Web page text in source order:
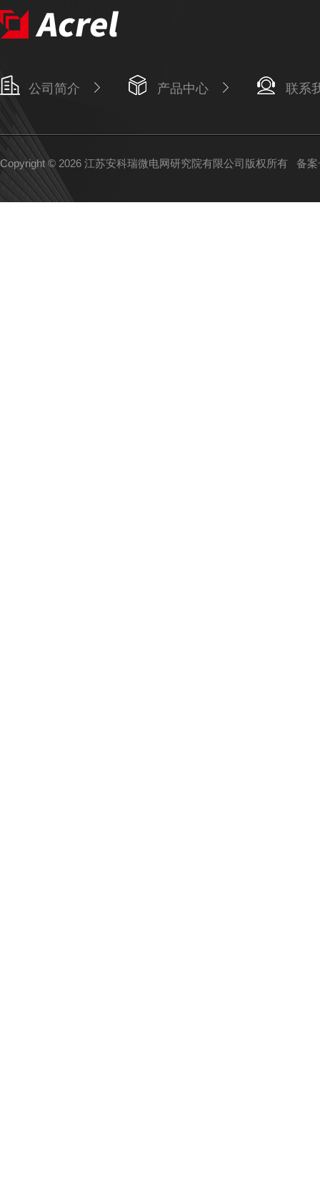
公司简介 产品中心 联系
Copyright © 2026 江苏安科瑞微电网研究院有限公司版权所有 备案